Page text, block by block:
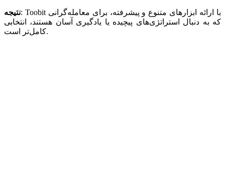
نتیجه: Toobit با ارائه ابزارهای متنوع و پیشرفته، برای معامله‌گرانی
که به دنبال استراتژی‌های پیچیده یا یادگیری آسان هستند، انتخابی
کامل‌تر است.